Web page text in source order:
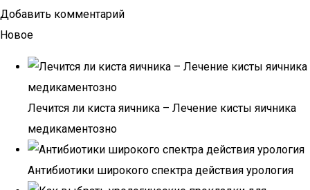
Добавить комментарий
Новое
Лечится ли киста яичника – Лечение кисты яичника
медикаментозно
Антибиотики широкого спектра действия урология